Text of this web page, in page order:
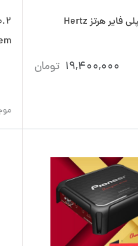
19,400,000 تومان